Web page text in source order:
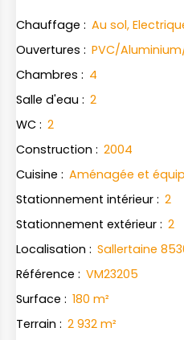
Chauffage : Au sol,
Ouvertures : PVC/
Chambres : 4
Salle d'eau : 2
WC : 2
Construction : 2004
Cuisine : Aménagée et
Stationnement intérieur : 2
Stationnement extérieur : 2
Localisation : Sallertaine
Référence : VM23205
Surface : 180 m²
Terrain : 2 932 m²